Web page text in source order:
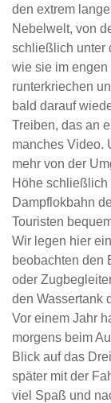
den extrem
Nebelwelt, von
schließlich unter
wie sie im engen
runterkriechen
bald darauf
Treiben, das an
manches Video.
mehr von der
Höhe schließlich
Dampflokbahn
Touristen
Wir legen hier
beobachten den
oder
den Wassertank
Vor einem Jahr
morgens beim
Blick auf das
später mit der
viel Spaß und